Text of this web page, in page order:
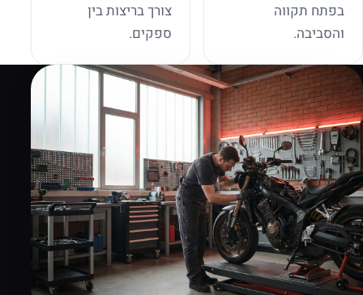
בפתח תקווה
והסביבה.
צורך בריצות בין
ספקים.